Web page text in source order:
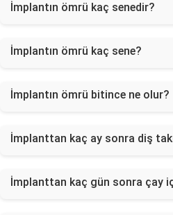
İmplantın ömrü kaç senedir?
İmplantın ömrü kaç sene?
İmplantın ömrü bitince ne olur?
İmplanttan kaç ay sonra diş
İmplanttan kaç gün sonra çay